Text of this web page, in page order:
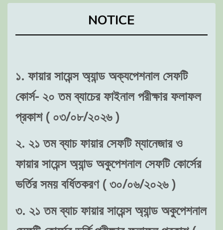
NOTICE
১. ফায়ার সায়েন্স অ্যান্ড অক্যপেশনাল সেফটি
কোর্স- ২০ তম ব্যাচের ফাইনাল পরীক্ষার ফলাফল
প্রকাশ ( ০৩/০৮/২০২৬ )
২. ২১ তম ব্যাচ ফায়ার সেফটি ম্যানেজার ও
ফায়ার সায়েন্স অ্যান্ড অকুপেশনাল সেফটি কোর্সের
ভর্তির সময় বর্ধিতকরণ ( ৩০/০৬/২০২৬ )
৩. ২১ তম ব্যাচ ফায়ার সায়েন্স অ্যান্ড অকুপেশনাল